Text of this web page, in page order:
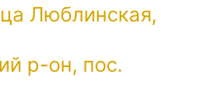
Люблинская,
р-он, пос.